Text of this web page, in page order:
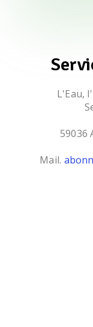
L'Eau,
59036
Mail.